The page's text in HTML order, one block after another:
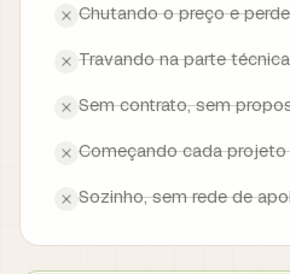
Chutando o preço e
Travando na parte
Sem contrato, sem
Começando cada
Sozinho, sem rede de